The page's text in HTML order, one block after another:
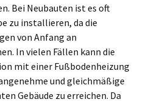
Bei Neubauten ist es oft
zu installieren, da die
von Anfang an
In vielen Fällen kann die
mit einer Fußbodenheizung
und gleichmäßige
Gebäude zu erreichen. Da